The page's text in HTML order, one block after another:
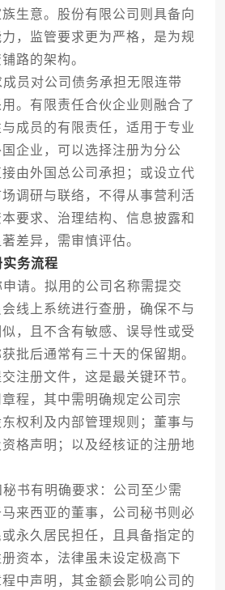
生意。股份有限公司则具备向
，监管要求更为严格，是为规
路的架构。
对公司债务承担无限连带
。有限责任合伙企业则融合了
成员的有限责任，适用于专业
企业，可以选择注册为分公
由外国总公司承担；或设立代
调研与联络，不得从事营利活
要求、治理结构、信息披露和
差异，需审慎评估。
务流程
。拟用的公司名称需提交
线上系统进行查册，确保不与
，且不含有敏感、误导性或受
批后通常有三十天的保留期。
注册文件，这是最关键环节。
程，其中需明确规定公司宗
权利及内部管理规则；董事与
格声明；以及经核证的注册地
有明确要求：公司至少需
来西亚的董事，公司秘书则必
永久居民担任，且具备指定的
资本，法律虽未设定极高下
中声明，其金额会影响公司的